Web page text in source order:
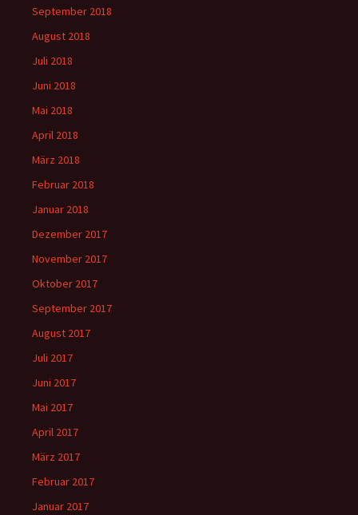
September 2018
August 2018
Juli 2018
Juni 2018
Mai 2018
April 2018
März 2018
Februar 2018
Januar 2018
Dezember 2017
November 2017
Oktober 2017
September 2017
August 2017
Juli 2017
Juni 2017
Mai 2017
April 2017
März 2017
Februar 2017
Januar 2017